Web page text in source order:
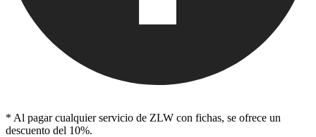
* Al pagar cualquier servicio de ZLW con fichas, se ofrece un
descuento del 10%.